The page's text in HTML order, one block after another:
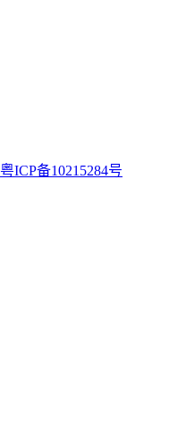
粤ICP备10215284号